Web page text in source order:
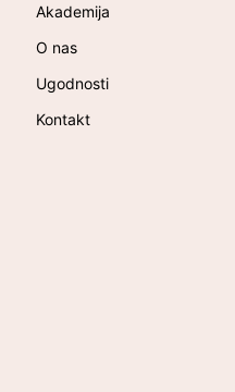
Akademija
O nas
Ugodnosti
Kontakt